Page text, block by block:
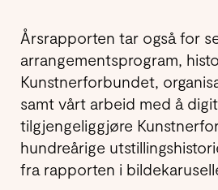
Årsrapporten tar også for
arrangementsprogram,
Kunstnerforbundet,
samt vårt arbeid med å
tilgjengeliggjøre
hundreårige
fra rapporten i